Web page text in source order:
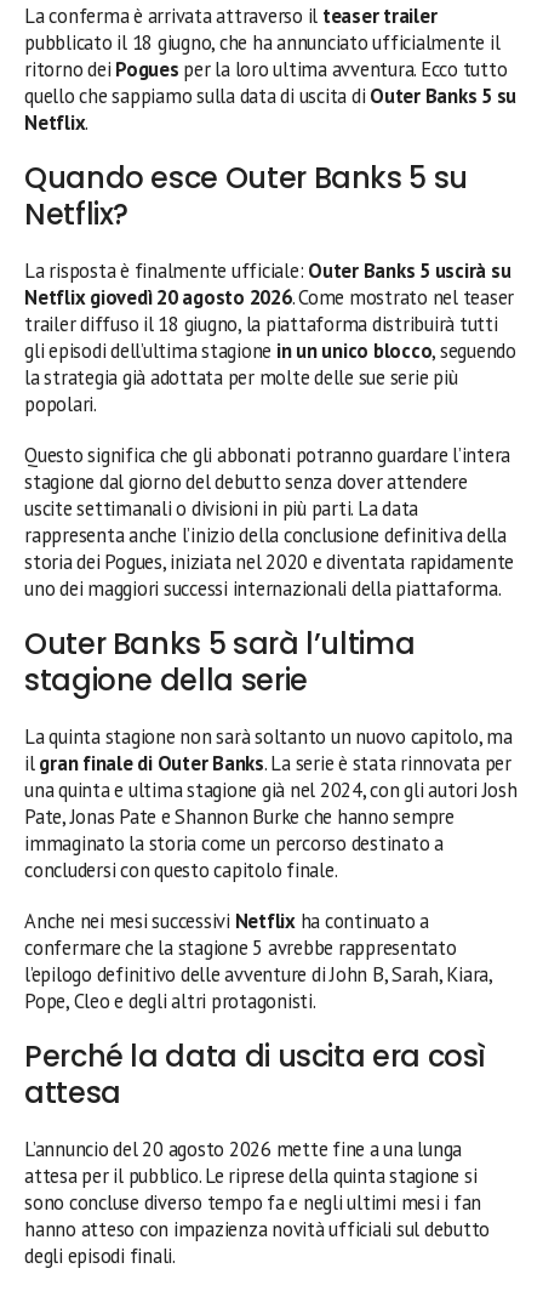
La conferma è arrivata attraverso il teaser trailer
pubblicato il 18 giugno, che ha annunciato ufficialmente il
ritorno dei Pogues per la loro ultima avventura. Ecco tutto
quello che sappiamo sulla data di uscita di Outer Banks 5 su
Netflix.
Quando esce Outer Banks 5 su
Netflix?
La risposta è finalmente ufficiale: Outer Banks 5 uscirà su
Netflix giovedì 20 agosto 2026. Come mostrato nel teaser
trailer diffuso il 18 giugno, la piattaforma distribuirà tutti
gli episodi dell’ultima stagione in un unico blocco, seguendo
la strategia già adottata per molte delle sue serie più
popolari.
Questo significa che gli abbonati potranno guardare l’intera
stagione dal giorno del debutto senza dover attendere
uscite settimanali o divisioni in più parti. La data
rappresenta anche l’inizio della conclusione definitiva della
storia dei Pogues, iniziata nel 2020 e diventata rapidamente
uno dei maggiori successi internazionali della piattaforma.
Outer Banks 5 sarà l’ultima
stagione della serie
La quinta stagione non sarà soltanto un nuovo capitolo, ma
ilgran finale di Outer Banks. La serie è stata rinnovata per
una quinta e ultima stagione già nel 2024, con gli autori Josh
Pate, Jonas Pate e Shannon Burke che hanno sempre
immaginato la storia come un percorso destinato a
concludersi con questo capitolo finale.
Anche nei mesi successivi Netflixha continuato a
confermare che la stagione 5 avrebbe rappresentato
l’epilogo definitivo delle avventure di John B, Sarah, Kiara,
Pope, Cleo e degli altri protagonisti.
Perché la data di uscita era così
attesa
L’annuncio del 20 agosto 2026 mette fine a una lunga
attesa per il pubblico. Le riprese della quinta stagione si
sono concluse diverso tempo fa e negli ultimi mesi i fan
hanno atteso con impazienza novità ufficiali sul debutto
degli episodi finali.